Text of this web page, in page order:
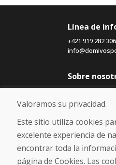
Línea de
+421 919 282 306
Sobre
Blog
Sobre nosotros
Comercio
Contacto
Compra
Tienda
Valoramos su privacidad.
Este sitio utiliza cookies
excelente experiencia de
encontrar toda la
página de Cookies. Las